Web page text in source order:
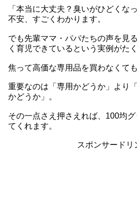
「本当に大丈夫？臭いがひどくな
不安、すごくわかります。
でも先輩ママ・パパたちの声を見
く育児できているという実例がた
焦って高価な専用品を買わなくて
重要なのは「専用かどうか」より
かどうか」。
その一点さえ押さえれば、100均
てくれます。
スポンサードリ